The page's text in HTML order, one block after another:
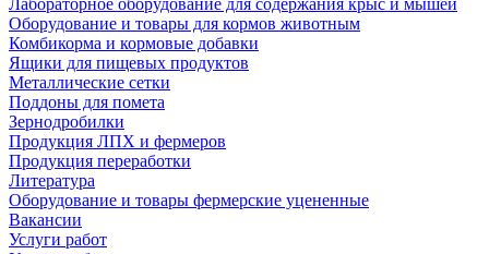
Лабораторное оборудование для содержания крыс и мышей
Оборудование и товары для кормов животным
Комбикорма и кормовые добавки
Ящики для пищевых продуктов
Металлические сетки
Поддоны для помета
Зернодробилки
Продукция ЛПХ и фермеров
Продукция переработки
Литература
Оборудование и товары фермерские уцененные
Вакансии
Услуги работ